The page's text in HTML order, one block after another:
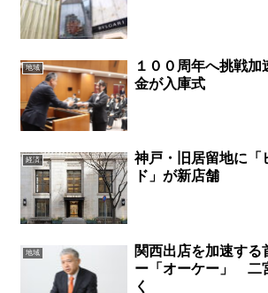
地域
１００周年へ挑戦
金が入庫式
経済
神戸・旧居留地に「
ド」が新店舗
地域
関西出店を加速する
ー「オーケー」 二
く